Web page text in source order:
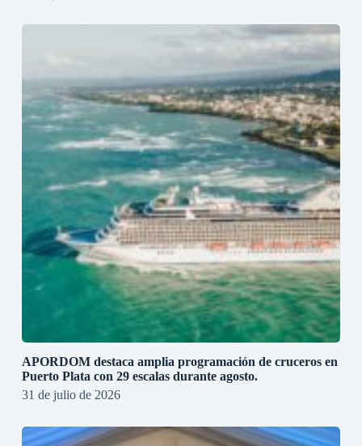
APORDOM destaca amplia programación de cruceros en
Puerto Plata con 29 escalas durante agosto.
31 de julio de 2026